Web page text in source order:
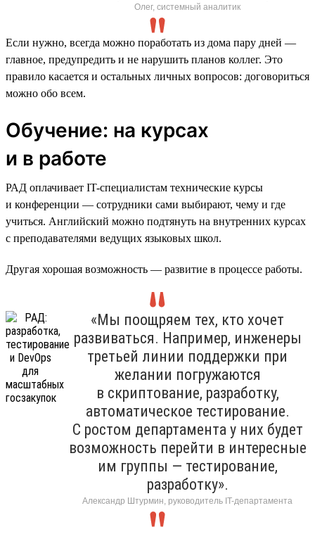
Олег, системный аналитик
Если нужно, всегда можно поработать из дома пару дней —
главное, предупредить и не нарушить планов коллег. Это
правило касается и остальных личных вопросов: договориться
можно обо всем.
Обучение: на курсах
и в работе
РАД оплачивает IT-специалистам технические курсы
и конференции — сотрудники сами выбирают, чему и где
учиться. Английский можно подтянуть на внутренних курсах
с преподавателями ведущих языковых школ.
Другая хорошая возможность — развитие в процессе работы.
«Мы поощряем тех, кто хочет
развиваться. Например, инженеры
третьей линии поддержки при
желании погружаются
в скриптование, разработку,
автоматическое тестирование.
С ростом департамента у них будет
возможность перейти в интересные
им группы — тестирование,
разработку».
Александр Штурмин, руководитель IT-департамента